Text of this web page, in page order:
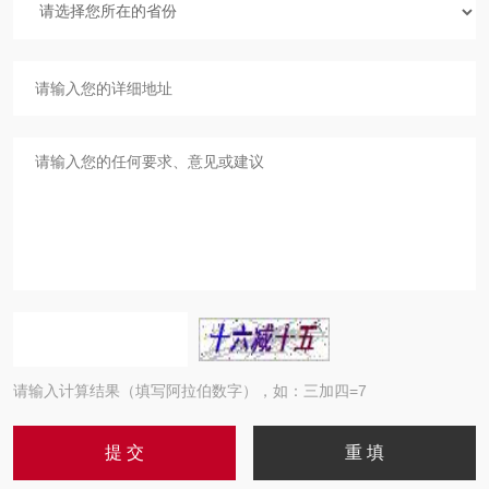
请输入计算结果（填写阿拉伯数字），如：三加四=7